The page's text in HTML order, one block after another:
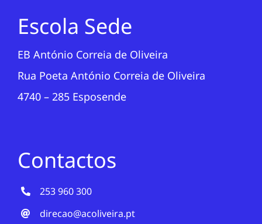
Escola Sede
EB António Correia de Oliveira
Rua Poeta António Correia de Oliveira
4740 – 285 Esposende
Contactos
253 960 300
direcao@acoliveira.pt